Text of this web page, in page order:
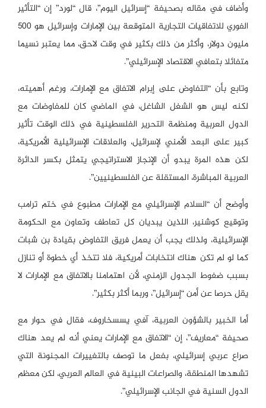
وأضاف في مقاله بصحيفة “إسرائيل اليوم”، قال “لورد” إن “التأثير
الفوري للاتفاقيات التجارية المتوقعة بين الإمارات وإسرائيل هو 500
مليون دولار، وأكثر من ذلك بكثير في وقت لاحق، مما يعتبر نسيما
متفائلا بتعافي الاقتصاد الإسرائيلي”.
وتابع بأن “التفاوض على إبرام الاتفاق مع الإمارات، ورغم أهميته،
لكنه ليس هو الشغل الشاغل، في الماضي كان للمفاوضات مع
الدول العربية ومنظمة التحرير الفلسطينية في ذلك الوقت تأثير
كبير على البعد الأمني لإسرائيل، والعلاقات الإسرائيلية الأمريكية،
لكن هذه المرة يبدو أن الإنجاز الاستراتيجي يتمثل بكسر الدائرة
العربية المباشرة، المستقلة عن الفلسطينيين”.
وأوضح أن “السلام الإسرائيلي مع الإمارات مطبوع في ختم ترامب
وتوقيع كوشنير، اللذين يبديان كل تعاطف وتعاون مع الحكومة
الإسرائيلية، ولذلك يجب أن يعمل فريق التفاوض بقيادة بن شبات
كما لو لم تكن هناك انتخابات أمريكية، فلا تتخذ أي خطوة أو تنازل
بسبب ضغوط الجدول الزمني، لأن اهتمامنا بالاتفاق مع الإمارات لا
يقل حرصا عن أمن “إسرائيل”، وربما أكثر بكثير”.
أما الخبير بالشؤون العربية، آفي يسسخاروف، فقال في حوار مع
صحيفة “معاريف”، إن “الاتفاق مع الإمارات يعني أنه لم يعد هناك
صراع عربي إسرائيلي، بفعل ما توصف بالتغييرات المجنونة التي
تشهدها المنطقة، والصراعات البينية في العالم العربي، لكن معظم
الدول السنية في الجانب الإسرائيلي”.